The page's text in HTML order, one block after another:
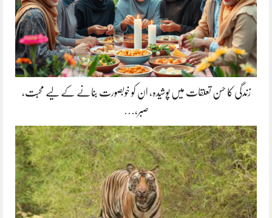
زندگی کا حسن تعلقات میں پوشیدہ, ان کو خوبصورت بنانے کے لیے محبت،
صبر،…